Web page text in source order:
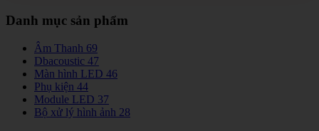
Danh mục sản phẩm
Âm Thanh 69
Dbacoustic 47
Màn hình LED 46
Phụ kiện 44
Module LED 37
Bộ xử lý hình ảnh 28